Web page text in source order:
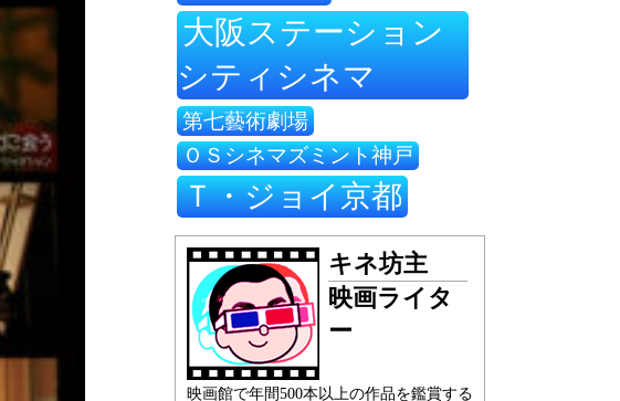
大阪ステーション
シティシネマ
第七藝術劇場
ＯＳシネマズミント神戸
Ｔ・ジョイ京都
キネ坊主
映画ライタ
ー
映画館で年間500本以上の作品を鑑賞する